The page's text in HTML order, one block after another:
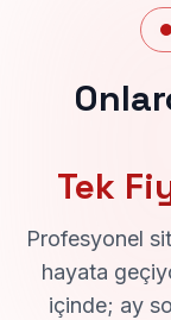
Tek
Profesyonel
hayata
içinde; ay